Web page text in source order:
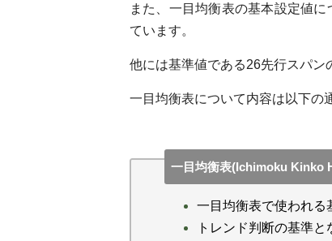
また、一目均衡表の基本設定値
ています。
他には基準値である26先行スパン
一目均衡表について内容は以下の
一目均衡表(Ichimoku Kinko
一目均衡表で使われる
トレンド判断の基準